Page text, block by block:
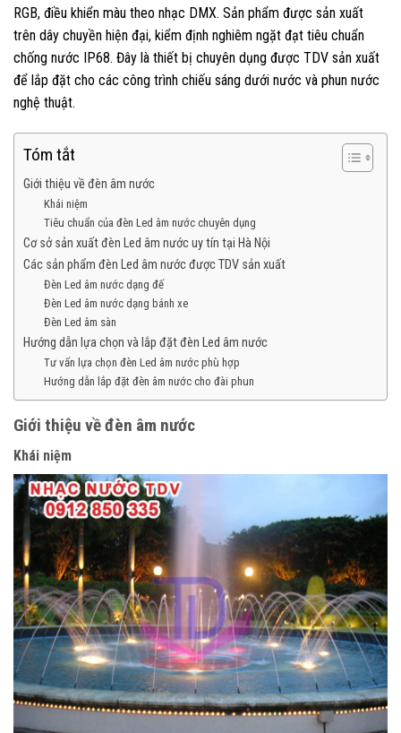
RGB, điều khiển màu theo nhạc DMX. Sản phẩm được sản xuất
trên dây chuyền hiện đại, kiểm định nghiêm ngặt đạt tiêu chuẩn
chống nước IP68. Đây là thiết bị chuyên dụng được TDV sản xuất
để lắp đặt cho các công trình chiếu sáng dưới nước và phun nước
nghệ thuật.
Tóm tắt
Giới thiệu về đèn âm nước
Khái niệm
Tiêu chuẩn của đèn Led âm nước chuyên dụng
Cơ sở sản xuất đèn Led âm nước uy tín tại Hà Nội
Các sản phẩm đèn Led âm nước được TDV sản xuất
Đèn Led âm nước dạng đế
Đèn Led âm nước dạng bánh xe
Đèn Led âm sàn
Hướng dẫn lựa chọn và lắp đặt đèn Led âm nước
Tư vấn lựa chọn đèn Led âm nước phù hợp
Hướng dẫn lắp đặt đèn âm nước cho đài phun
Giới thiệu về đèn âm nước
Khái niệm